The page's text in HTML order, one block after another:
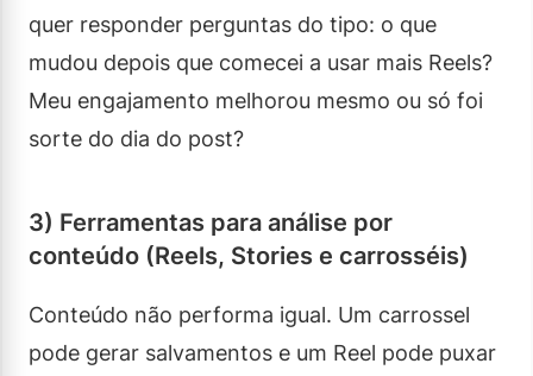
quer responder perguntas do tipo: o que
mudou depois que comecei a usar mais Reels?
Meu engajamento melhorou mesmo ou só foi
sorte do dia do post?
3) Ferramentas para análise por
conteúdo (Reels, Stories e carrosséis)
Conteúdo não performa igual. Um carrossel
pode gerar salvamentos e um Reel pode puxar